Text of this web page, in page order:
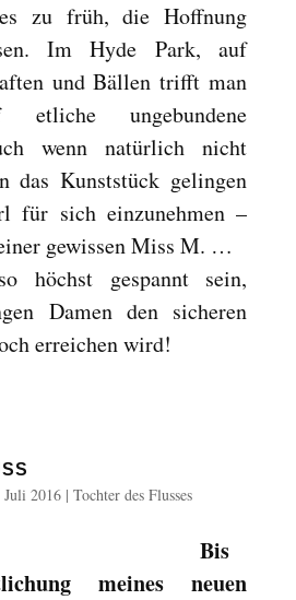
zu früh, die Hoffnung
Im Hyde Park, auf
und Bällen trifft man
ungebundene
wenn natürlich nicht
das Kunststück gelingen
für sich einzunehmen –
gewissen Miss M. …
höchst gespannt sein,
Damen den sicheren
erreichen wird!
Juli 2016| Tochter des Flusses
Bis
meines neuen